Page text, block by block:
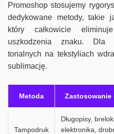
Promoshop stosujemy
dedykowane metody, takie
który całkowicie
uszkodzenia znaku. Dla
tonalnych na tekstyliach
sublimację.
Metoda Zastosowanie
Tampodruk
Długopisy,
elektronika,